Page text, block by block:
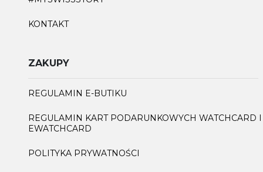
KONTAKT
ZAKUPY
REGULAMIN E-BUTIKU
REGULAMIN KART PODARUNKOWYCH WATCHCARD I
EWATCHCARD
POLITYKA PRYWATNOŚCI